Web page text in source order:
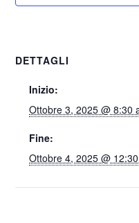
DETTAGLI
Inizio:
Ottobre 3, 2025 @ 8:30
Fine:
Ottobre 4, 2025 @